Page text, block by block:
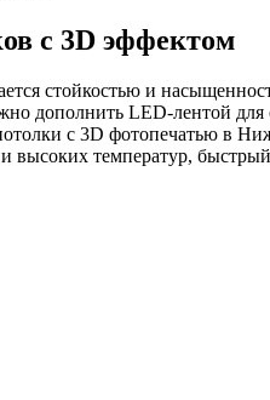
с 3D эффектом
стойкостью и
дополнить LED-лентой
с 3D фотопечатью в
и высоких температур,